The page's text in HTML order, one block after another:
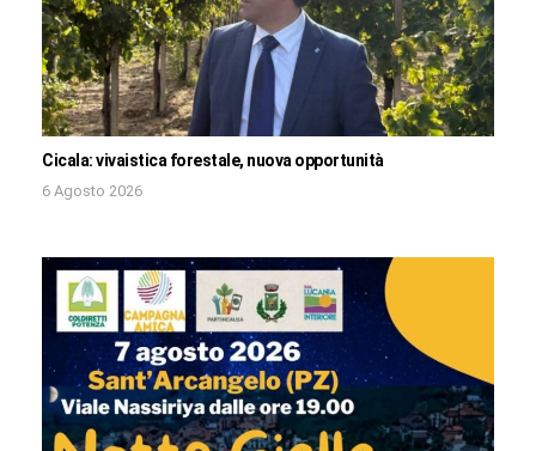
Cicala: vivaistica forestale, nuova opportunità
6 Agosto 2026